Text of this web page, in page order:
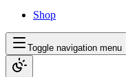
Shop
Toggle navigation menu